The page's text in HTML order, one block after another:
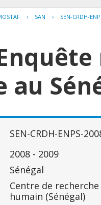
› SAN › SEN-CRDH-
SEN-CRDH-ENPS-
2008 - 2009
Sénégal
Centre de
humain (Sénégal)